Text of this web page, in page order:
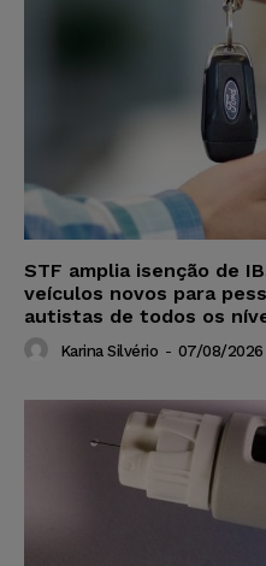
STF amplia isenção de
veículos novos para
autistas de todos os
Karina Silvério - 07/08/2026